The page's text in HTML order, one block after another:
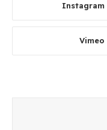
Instagram
Vimeo